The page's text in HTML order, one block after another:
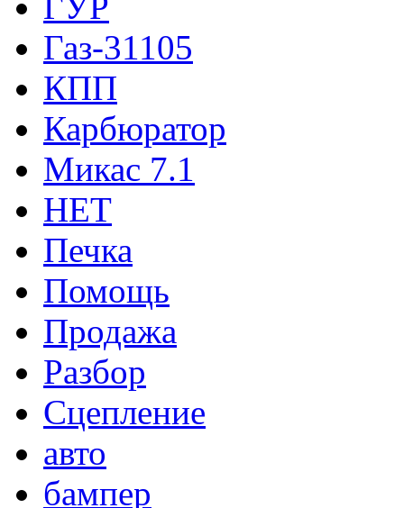
Газ-31105
КПП
Карбюратор
Микас 7.1
НЕТ
Печка
Помощь
Продажа
Разбор
Сцепление
авто
бампер